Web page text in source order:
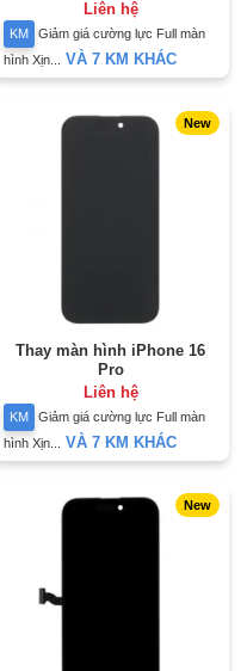
Liên hệ
KM
Giảm giá cường lực Full màn
hình Xịn...
VÀ 7 KM KHÁC
New
Thay màn hình iPhone 16
Pro
Liên hệ
KM
Giảm giá cường lực Full màn
hình Xịn...
VÀ 7 KM KHÁC
New